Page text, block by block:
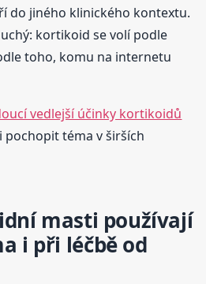
do jiného klinického kontextu.
kortikoid se volí podle
toho, komu na internetu
vedlejší účinky kortikoidů
téma v širších
masti používají
i při léčbě od